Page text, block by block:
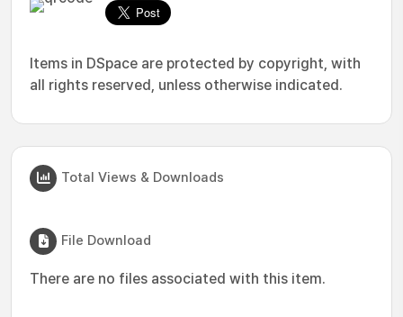
Items in DSpace are protected by copyright, with
all rights reserved, unless otherwise indicated.
Total Views & Downloads
File Download
There are no files associated with this item.